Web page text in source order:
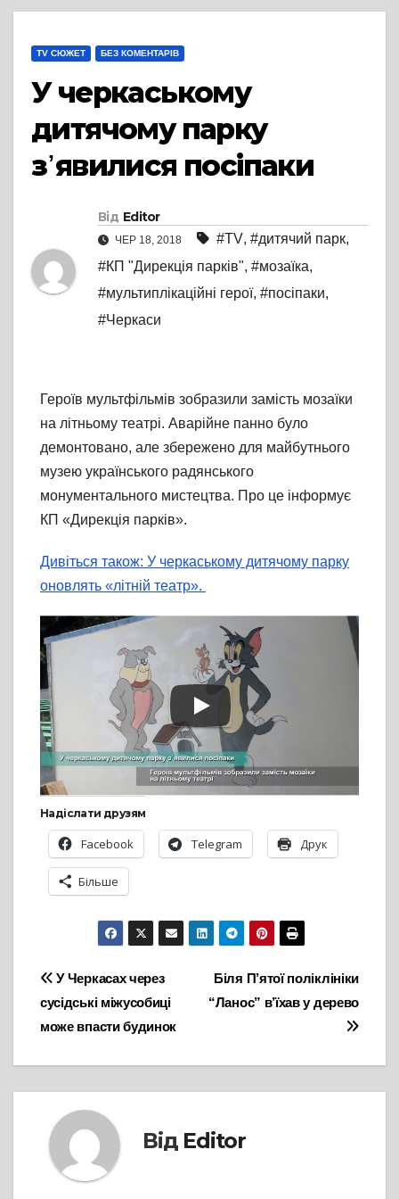
TV СЮЖЕТ БЕЗ КОМЕНТАРІВ
У черкаському
дитячому парку
з᾽явилися посіпаки
Від Editor
ЧЕР 18, 2018 #TV, #дитячий парк,
#КП "Дирекція парків", #мозаїка,
#мультиплікаційні герої, #посіпаки,
#Черкаси
Героїв мультфільмів зобразили замість мозаїки
на літньому театрі. Аварійне панно було
демонтовано, але збережено для майбутнього
музею українського радянського
монументального мистецтва. Про це інформує
КП «Дирекція парків».
Дивіться також: У черкаському дитячому парку
оновлять «літній театр».
Надіслати друзям
Facebook Telegram Друк
Більше
Навігація
записів
Біля П’ятої поліклініки
“Ланос” в’їхав у дерево
У Черкасах через
сусідські міжусобиці
може впасти будинок
Від Editor